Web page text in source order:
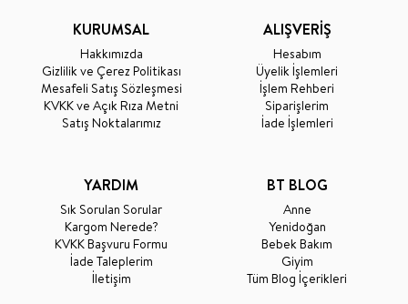
KURUMSAL
Hakkımızda
Gizlilik ve Çerez Politikası
Mesafeli Satış Sözleşmesi
KVKK ve Açık Rıza Metni
Satış Noktalarımız
ALIŞVERİŞ
Hesabım
Üyelik İşlemleri
İşlem Rehberi
Siparişlerim
İade İşlemleri
YARDIM
Sık Sorulan Sorular
Kargom Nerede?
KVKK Başvuru Formu
İade Taleplerim
İletişim
BT BLOG
Anne
Yenidoğan
Bebek Bakım
Giyim
Tüm Blog İçerikleri